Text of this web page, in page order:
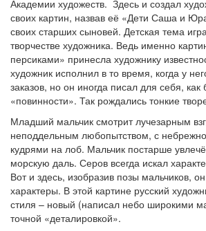
Академии художеств. Здесь и создал
своих картин, назвав её «Дети Саша и
своих старших сыновей. Детская тема
творчестве художника. Ведь именно
персиками» принесла художнику
художник исполнил в то время, когда у
заказов, но он иногда писал для себя, как
«повинности». Так рождались тонкие
Младший мальчик смотрит лучезарным
неподдельным любопытством, с
кудрями на лоб. Мальчик постарше
морскую даль. Серов всегда искал
Вот и здесь, изобразив позы мальчиков,
характеры. В этой картине русский
стиля – новый (написал небо широкими
точной «деталировкой».